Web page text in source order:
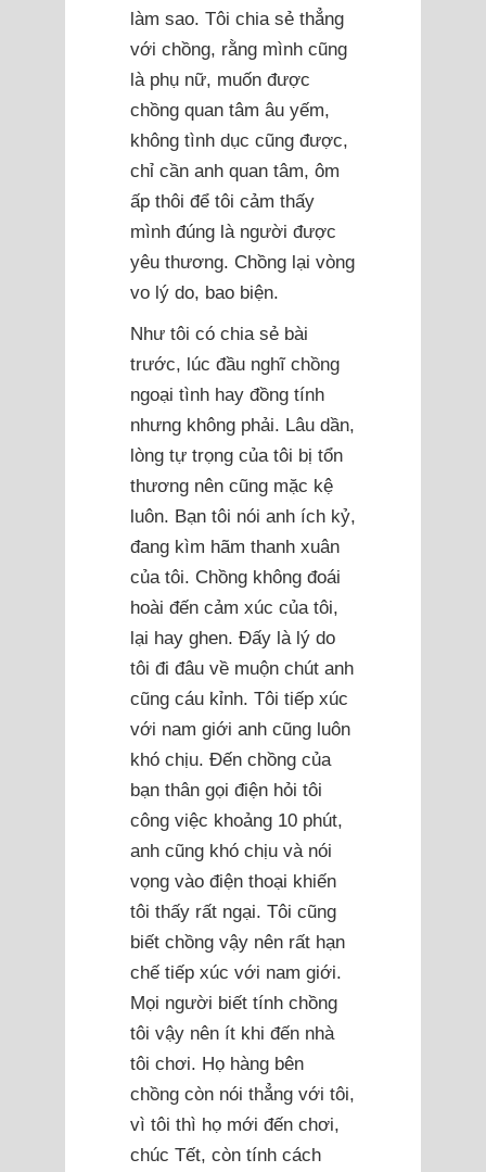
làm sao. Tôi chia sẻ thẳng
với chồng, rằng mình cũng
là phụ nữ, muốn được
chồng quan tâm âu yếm,
không tình dục cũng được,
chỉ cần anh quan tâm, ôm
ấp thôi để tôi cảm thấy
mình đúng là người được
yêu thương. Chồng lại vòng
vo lý do, bao biện.
Như tôi có chia sẻ bài
trước, lúc đầu nghĩ chồng
ngoại tình hay đồng tính
nhưng không phải. Lâu dần,
lòng tự trọng của tôi bị tổn
thương nên cũng mặc kệ
luôn. Bạn tôi nói anh ích kỷ,
đang kìm hãm thanh xuân
của tôi. Chồng không đoái
hoài đến cảm xúc của tôi,
lại hay ghen. Đấy là lý do
tôi đi đâu về muộn chút anh
cũng cáu kỉnh. Tôi tiếp xúc
với nam giới anh cũng luôn
khó chịu. Đến chồng của
bạn thân gọi điện hỏi tôi
công việc khoảng 10 phút,
anh cũng khó chịu và nói
vọng vào điện thoại khiến
tôi thấy rất ngại. Tôi cũng
biết chồng vậy nên rất hạn
chế tiếp xúc với nam giới.
Mọi người biết tính chồng
tôi vậy nên ít khi đến nhà
tôi chơi. Họ hàng bên
chồng còn nói thẳng với tôi,
vì tôi thì họ mới đến chơi,
chúc Tết, còn tính cách